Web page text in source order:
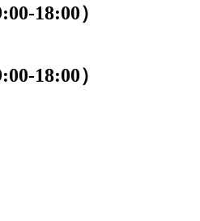
18:00）
18:00）